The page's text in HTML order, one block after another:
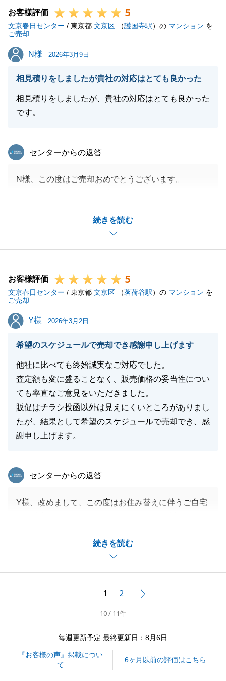
のご協力をいただいたからこそ、諸手続きが順調に進
み、無事にご成約に至ることができました。
これから新しいお住まいで、N様ご家族皆様が笑顔溢
れる素敵な時間を重ねていかれますことを、心よりお
私共々、今後とも弊社を末永くご愛顧賜りますよう、
お願い申し上げます。
お客様評価 5
文京春日センター / 東京都 文京区 （護国寺駅）の マンション を
ご売却
N様
N様 2026年3月9日
相見積りをしましたが貴社の対応はとても良かった
相見積りをしましたが、貴社の対応はとても良かった
です。
続きを読む
東急リバブル
センターからの返答
N様、この度はご売却おめでとうございます。
今後、何かお役に立てる機会がございましたらお気軽
にご相談頂けますと幸いです。
誠にありがとうございました。
閉じる
お客様評価 5
文京春日センター / 東京都 文京区 （茗荷谷駅）の マンション を
ご売却
Y様
Y様 2026年3月2日
希望のスケジュールで売却でき感謝申し上げます
他社に比べても終始誠実なご対応でした。
査定額も変に盛ることなく、販売価格の妥当性につい
ても率直なご意見をいただきました。
販促はチラシ投函以外は見えにくいところがありまし
たが、結果として希望のスケジュールで売却でき、感
謝申し上げます。
続きを読む
東急リバブル
センターからの返答
Y様、改めまして、この度はお住み替えに伴うご自宅
先行してお住み替え先のご契約をなされており、後か
らご自宅のご売却をされることに対して、ご不安事も
尽きなかったことかと存じます。
が実現しなかったと存じますので、改めて深く御礼申
また、ご転居先のお住まいの件やお知り合いの方々の
不動産に関するご相談事などがございましたら、お気
軽にお申し付けいただけましたら幸いです。
1 2
10 / 11件
毎週更新予定 最終更新日：8月6日
『お客様の声』掲載につい
て
6ヶ月以前の評価はこちら